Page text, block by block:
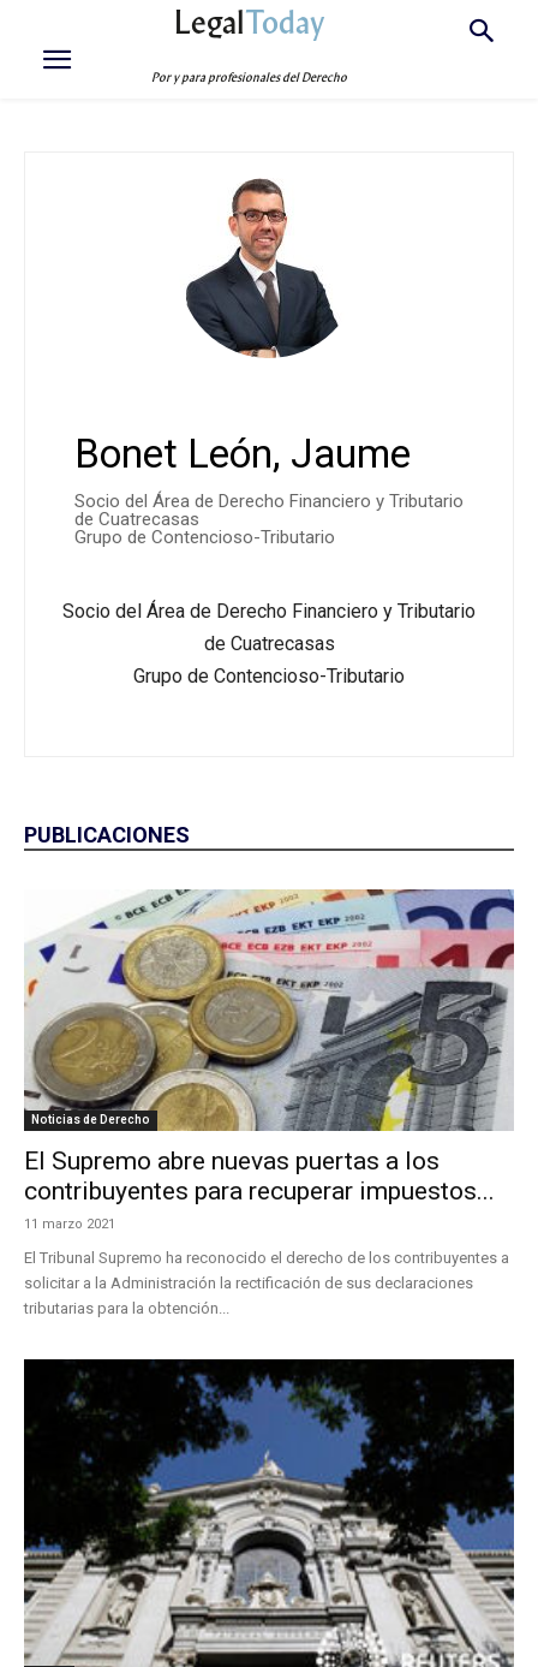
LegalToday
Por y para profesionales del Derecho
Bonet León, Jaume
Socio del Área de Derecho Financiero y Tributario
de Cuatrecasas
Grupo de Contencioso-Tributario
Socio del Área de Derecho Financiero y Tributario
de Cuatrecasas
Grupo de Contencioso-Tributario
PUBLICACIONES
Noticias de Derecho
El Supremo abre nuevas puertas a los
contribuyentes para recuperar impuestos...
11 marzo 2021
El Tribunal Supremo ha reconocido el derecho de los contribuyentes a
solicitar a la Administración la rectificación de sus declaraciones
tributarias para la obtención...